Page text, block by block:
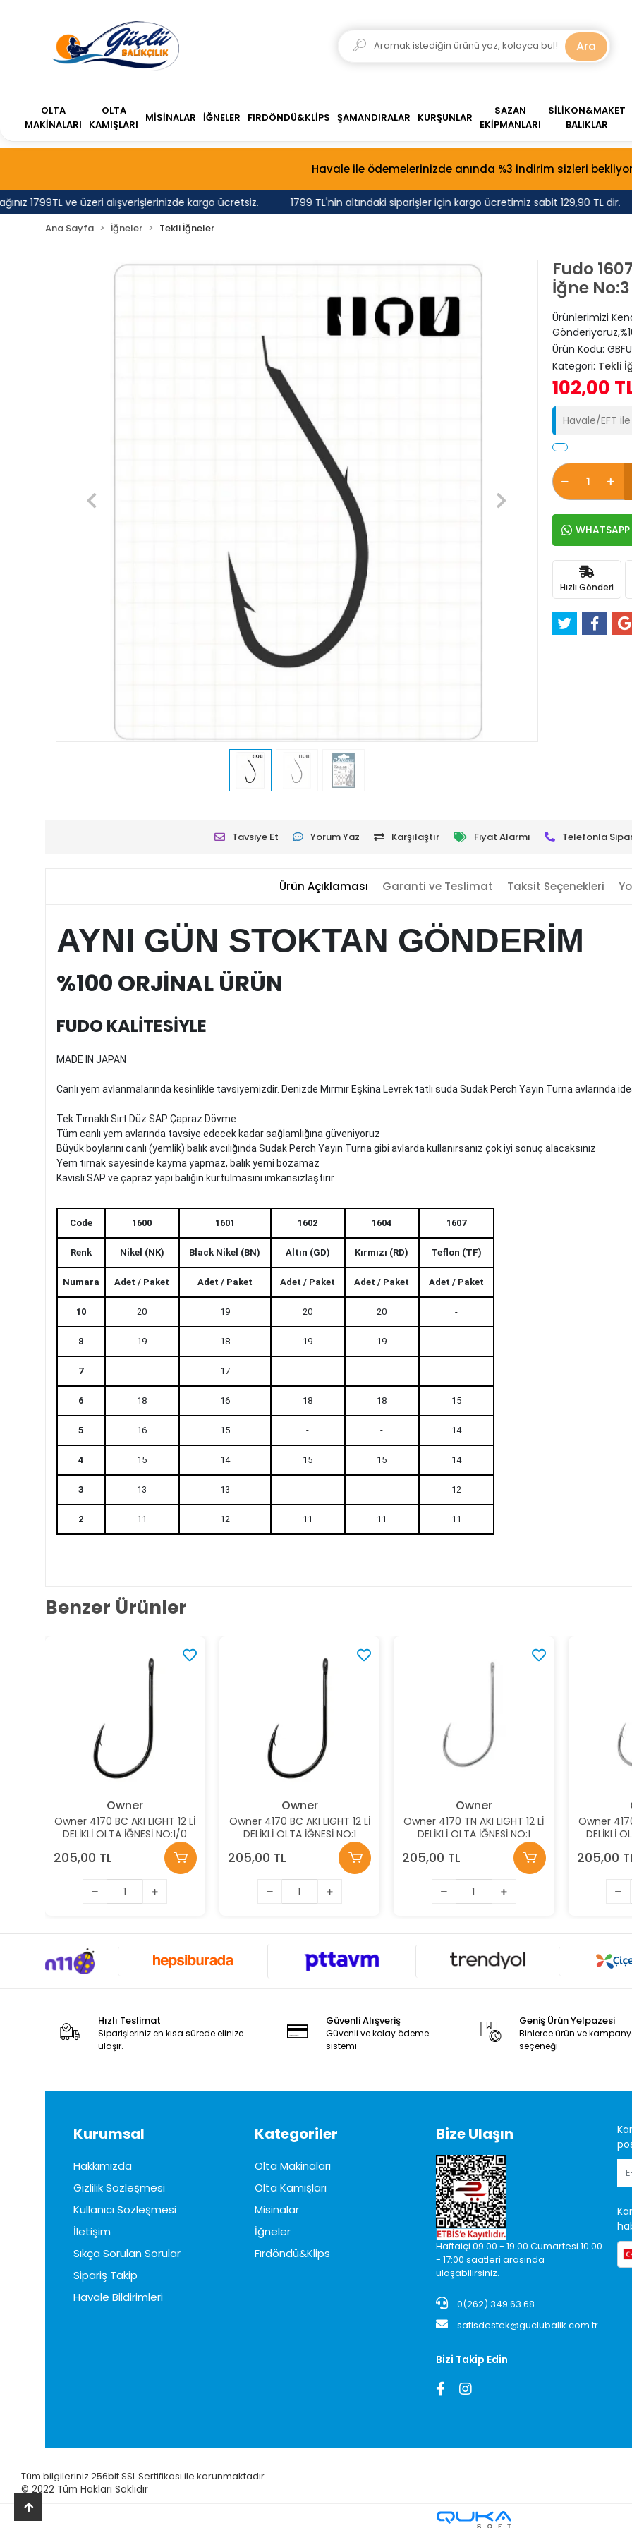
Havale ile ödemelerinizde anında %3 indirim sizleri
1799TL ve üzeri alışverişlerinizde kargo ücretsiz. 1799 TL'nin altındaki siparişler için kargo ücretimiz sabit 129,90 TL dir.
Ara
OLTA
MAKİNALARI
OLTA
KAMIŞLARI
MİSİNALAR İĞNELER FIRDÖNDÜ&KLİPS ŞAMANDIRALAR KURŞUNLAR
SAZAN
EKİPMANLARI
SİLİKON&MAKET
BALIKLAR
Ana Sayfa İğneler Tekli İğneler
Fudo
İğne No:3
Ürünlerimizi
Ürün Kodu:
Kategori: Tekli
102,00
Havale/EFT
WHATSAPP
Hızlı Gönderi
Tavsiye Et Yorum Yaz Karşılaştır Fiyat Alarmı Telefonla
Ürün Açıklaması Garanti ve Teslimat Taksit Seçenekleri
AYNI GÜN STOKTAN GÖNDERİM
%100 ORJİNAL ÜRÜN
FUDO KALİTESİYLE
MADE IN JAPAN
Canlı yem avlanmalarında kesinlikle tavsiyemizdir. Denizde Mırmır Eşkina Levrek tatlı suda Sudak Perch Yayın Turna avlarında
Tek Tırnaklı Sırt Düz SAP Çapraz Dövme
Tüm canlı yem avlarında tavsiye edecek kadar sağlamlığına güveniyoruz
Büyük boylarını canlı (yemlik) balık avcılığında Sudak Perch Yayın Turna gibi avlarda kullanırsanız çok iyi sonuç alacaksınız
Yem tırnak sayesinde kayma yapmaz, balık yemi bozamaz
Kavisli SAP ve çapraz yapı balığın kurtulmasını imkansızlaştırır
Code 1600 1601 1602 1604 1607
Renk Nikel (NK) Black Nikel (BN) Altın (GD) Kırmızı (RD) Teflon (TF)
Numara Adet / Paket Adet / Paket Adet / Paket Adet / Paket Adet / Paket
10 20 19 20 20 -
8 19 18 19 19 -
7 17
6 18 16 18 18 15
5 16 15 - - 14
4 15 14 15 15 14
3 13 13 - - 12
2 11 12 11 11 11
Benzer Ürünler
Owner
Owner 4170 BC AKI LIGHT 12 Lİ
DELİKLİ OLTA İĞNESİ NO:1/0
205,00 TL
Owner
Owner 4170 BC AKI LIGHT 12 Lİ
DELİKLİ OLTA İĞNESİ NO:1
205,00 TL
Owner
Owner 4170 TN AKI LIGHT 12 Lİ
DELİKLİ OLTA İĞNESİ NO:1
205,00 TL
Owner
DELİKLİ
205,00
Hızlı Teslimat
Siparişleriniz en kısa sürede elinize
ulaşır.
Güvenli Alışveriş
Güvenli ve kolay ödeme
sistemi
Geniş Ürün Yelpazesi
Binlerce ürün ve
seçeneği
Kurumsal
Hakkımızda
Gizlilik Sözleşmesi
Kullanıcı Sözleşmesi
İletişim
Sıkça Sorulan Sorular
Sipariş Takip
Havale Bildirimleri
Kategoriler
Olta Makinaları
Olta Kamışları
Misinalar
İğneler
Fırdöndü&Klips
Bize Ulaşın
Haftaiçi 09:00 - 19:00 Cumartesi 10:00
- 17:00 saatleri arasında
ulaşabilirsiniz.
0(262) 349 63 68
satisdestek@guclubalik.com.tr
Bizi Takip Edin
Tüm bilgileriniz 256bit SSL Sertifikası ile korunmaktadır.
© 2022 Tüm Hakları Saklıdır